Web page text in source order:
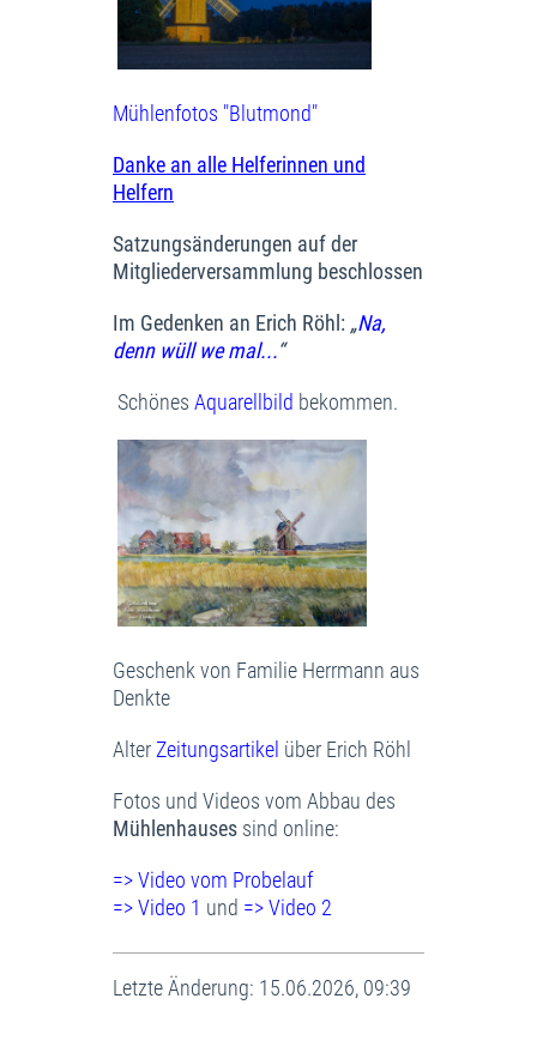
Mühlenfotos "Blutmond"
Danke an alle Helferinnen und
Helfern
Satzungsänderungen auf der
Mitgliederversammlung beschlossen
Im Gedenken an Erich Röhl: „Na,
denn wüll we mal...“
Schönes Aquarellbild bekommen.
Geschenk von Familie Herrmann aus
Denkte
AlterZeitungsartikel über Erich Röhl
Fotos und Videos vom Abbau des
Mühlenhauses sind online:
=> Video vom Probelauf
=> Video 1 und => Video 2
Letzte Änderung: 15.06.2026, 09:39